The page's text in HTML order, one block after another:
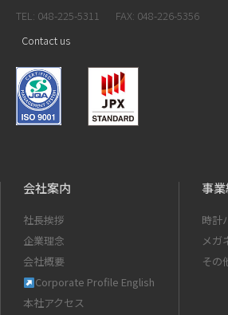
TEL: 048-225-5311
FAX: 048-226-5356
Contact us
会社案内
社長挨拶
企業理念
会社概要
Corporate Profile English
本社アクセス
事
時計
メガ
その